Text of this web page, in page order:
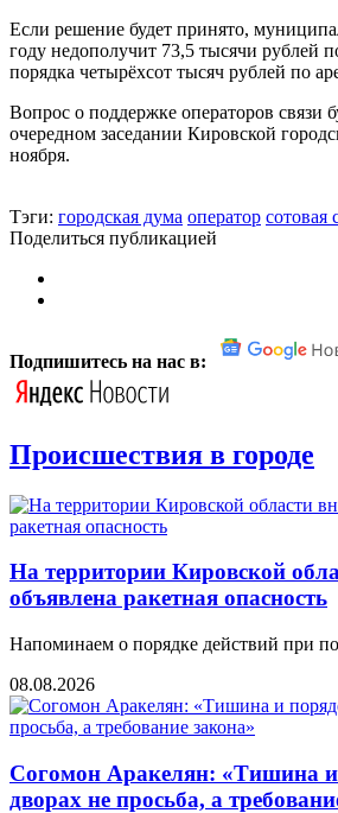
Если решение будет принято,
году недополучит 73,5 тысячи рублей
порядка четырёхсот тысяч рублей по
Вопрос о поддержке операторов связи
очередном заседании Кировской
ноября.
Тэги: городская дума оператор сотовая
Поделиться публикацией
Подпишитесь на нас в:
Происшествия в городе
На территории Кировской
объявлена ракетная опасность
Напоминаем о порядке действий при
08.08.2026
Согомон Аракелян: «Тишина и
дворах не просьба, а